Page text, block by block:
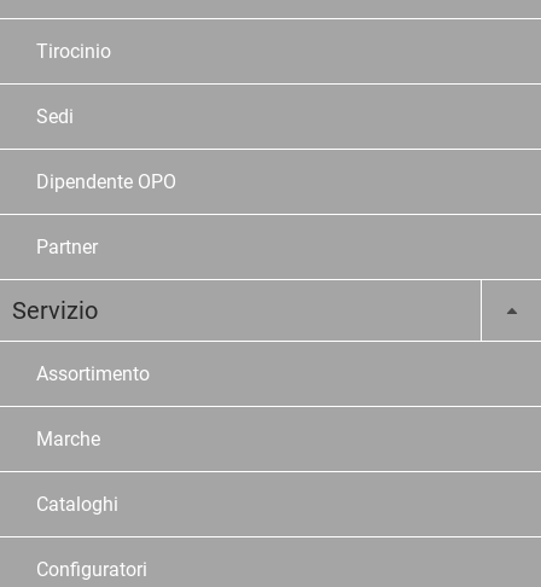
Tirocinio
Sedi
Dipendente OPO
Partner
Servizio
Assortimento
Marche
Cataloghi
Configuratori